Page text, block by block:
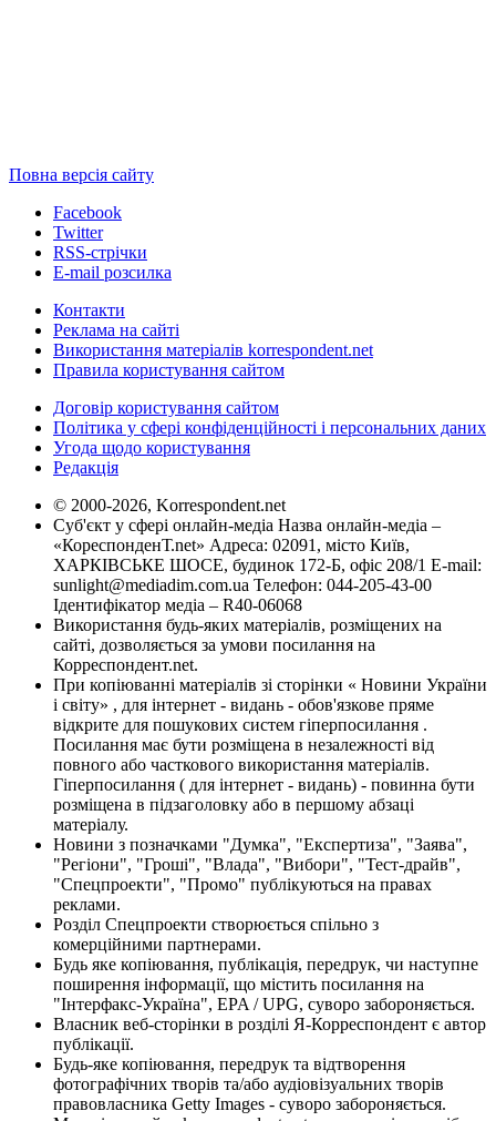
Повна версія сайту
Facebook
Twitter
RSS-стрічки
E-mail розсилка
Контакти
Реклама на сайті
Використання матеріалів korrespondent.net
Правила користування сайтом
Договір користування сайтом
Політика у сфері конфіденційності і персональних даних
Угода щодо користування
Редакція
© 2000-2026, Korrespondent.net
Суб'єкт у сфері онлайн-медіа Назва онлайн-медіа –
«КореспонденТ.net» Адреса: 02091, місто Київ,
ХАРКІВСЬКЕ ШОСЕ, будинок 172-Б, офіс 208/1 E-mail:
sunlight@mediadim.com.ua Телефон: 044-205-43-00
Ідентифікатор медіа – R40-06068
Використання будь-яких матеріалів, розміщених на
сайті, дозволяється за умови посилання на
Корреспондент.net.
При копіюванні матеріалів зі сторінки « Новини України
і світу» , для інтернет - видань - обов'язкове пряме
відкрите для пошукових систем гіперпосилання .
Посилання має бути розміщена в незалежності від
повного або часткового використання матеріалів.
Гіперпосилання ( для інтернет - видань) - повинна бути
розміщена в підзаголовку або в першому абзаці
матеріалу.
Новини з позначками "Думка", "Експертиза", "Заява",
"Регіони", "Гроші", "Влада", "Вибори", "Тест-драйв",
"Спецпроекти", "Промо" публікуються на правах
реклами.
Розділ Спецпроекти створюється спільно з
комерційними партнерами.
Будь яке копіювання, публікація, передрук, чи наступне
поширення інформації, що містить посилання на
"Інтерфакс-Україна", EPA / UPG, суворо забороняється.
Власник веб-сторінки в розділі Я-Корреспондент є автор
публікації.
Будь-яке копіювання, передрук та відтворення
фотографічних творів та/або аудіовізуальних творів
правовласника Getty Images - суворо забороняється.